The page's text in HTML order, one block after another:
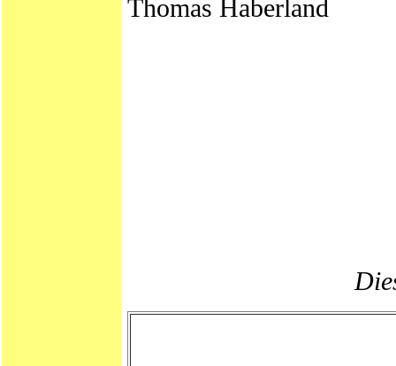
Thomas Haberland